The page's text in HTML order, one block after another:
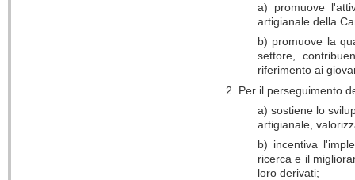
a) promuove
artigianale della
b) promuove la
settore,
riferimento ai
2. Per il perseguimento
a) sostiene lo
artigianale,
b) incentiva
ricerca e il
loro derivati;